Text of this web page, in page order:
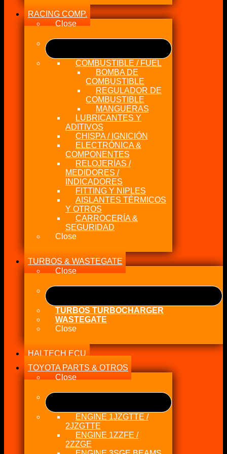
RACING COMP.
Close
COMBUSTIBLE / FUEL
BOMBA DE
COMBUSTIBLE
REGULADOR DE
COMBUSTIBLE
MANGUERAS
LUBRICANTES Y
ADITIVOS
CHISPA / IGNICIÓN
ELECTRÓNICA &
COMPONENTES
RELOJERÍAS /
MEDIDORES /
INDICADORES
FITTING Y NIPLES
AISLANTES TÉRMICOS
Y OTROS
CARROCERÍA &
SEGURIDAD
Close
TURBOS & WASTEGATE
Close
TURBOS TURBOCHARGER
WASTEGATE
Close
HALTECH ECU
TOYOTA PARTS & OTROS
Close
ENGINE 1JZGTTE /
2JZGTTE
ENGINE 1ZZFE /
2ZZGE